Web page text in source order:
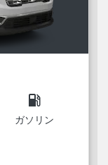
local_gas_station
ガソリン